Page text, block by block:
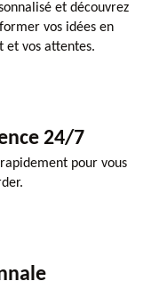
et découvrez
vos idées en
et vos attentes.
24/7
pour vous